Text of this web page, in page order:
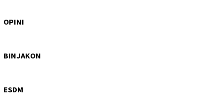
OPINIDPRD Samo…
BINJAKON
Perdagangan, Invest…
ESDMSipiong…